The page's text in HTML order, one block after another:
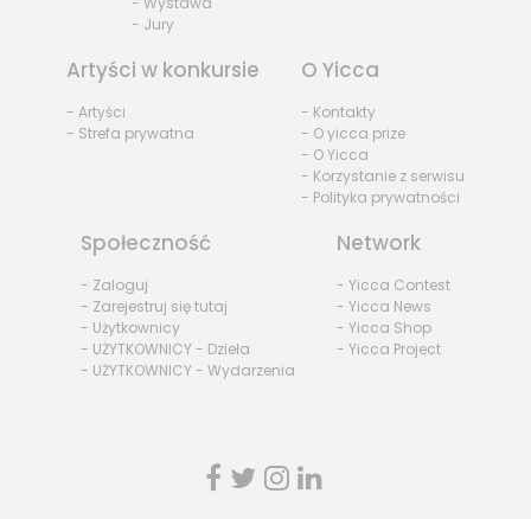
- Jury
Artyści w konkursie
- Artyści
- Strefa prywatna
O Yicca
- Kontakty
- O yicca prize
- O Yicca
- Korzystanie z serwisu
- Polityka prywatności
Społeczność
- Zaloguj
- Zarejestruj się tutaj
- Użytkownicy
- UŻYTKOWNICY - Dzieła
- UŻYTKOWNICY - Wydarzenia
Network
- Yicca Contest
- Yicca News
- Yicca Shop
- Yicca Project